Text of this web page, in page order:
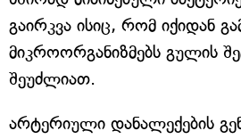
გაირკვა ისიც, რომ იქიდან
მიკროორგანიზმებს გულის
შეუძლიათ.
არტერიული დანალექების